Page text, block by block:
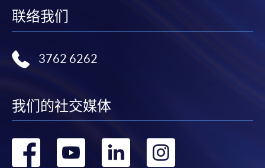
联络我们
3762 6262
我们的社交媒体
转 转 转 转